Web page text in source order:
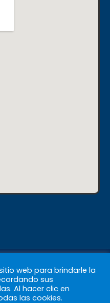
reservados 2021
web para brindarle la
sus
Al hacer clic en
las cookies.